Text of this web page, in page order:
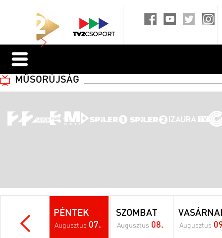
MŰSORÚJSÁG
PÉNTEK
Augusztus 07.
SZOMBAT
Augusztus 08. Augusztus